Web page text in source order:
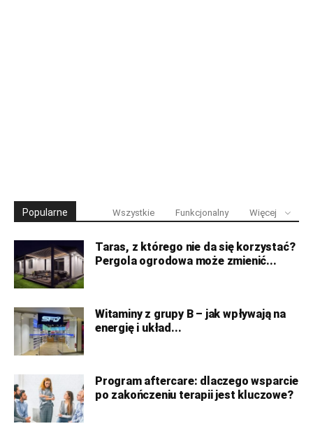
Popularne Wszystkie Funkcjonalny Więcej
Taras, z którego nie da się korzystać?
Pergola ogrodowa może zmienić...
Witaminy z grupy B – jak wpływają na
energię i układ...
Program aftercare: dlaczego wsparcie
po zakończeniu terapii jest kluczowe?